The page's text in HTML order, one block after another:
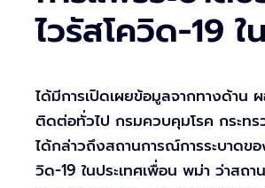
ไวรัสโควิด-19
ได้มีการเปิดเผยข้อมูลจากทางด้าน
ติดต่อทั่วไป กรมควบคุมโรค กระท
ได้กล่าวถึงสถานการณ์การระบาดขอ
วิด-19 ในประเทศเพื่อน พม่า ว่าสถา